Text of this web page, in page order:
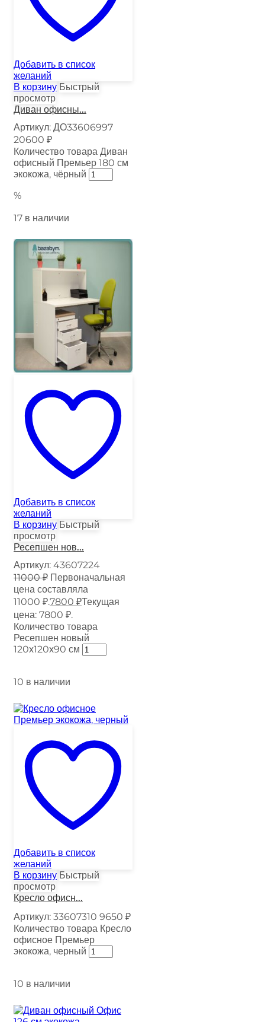
Добавить в список
желаний
В корзину Быстрый
просмотр
Диван офисны...
Артикул: ДО33606997
20600 ₽
Количество товара Диван
офисный Премьер 180 см
экокожа, чёрный
%
17 в наличии
Добавить в список
желаний
В корзину Быстрый
просмотр
Ресепшен нов...
Артикул: 43607224
11000₽ Первоначальная
цена составляла
11000 ₽.7800 ₽Текущая
цена: 7800 ₽.
Количество товара
Ресепшен новый
120х120х90 см
10 в наличии
Добавить в список
желаний
В корзину Быстрый
просмотр
Кресло офисн...
Артикул: 33607310 9650 ₽
Количество товара Кресло
офисное Премьер
экокожа, черный
10 в наличии